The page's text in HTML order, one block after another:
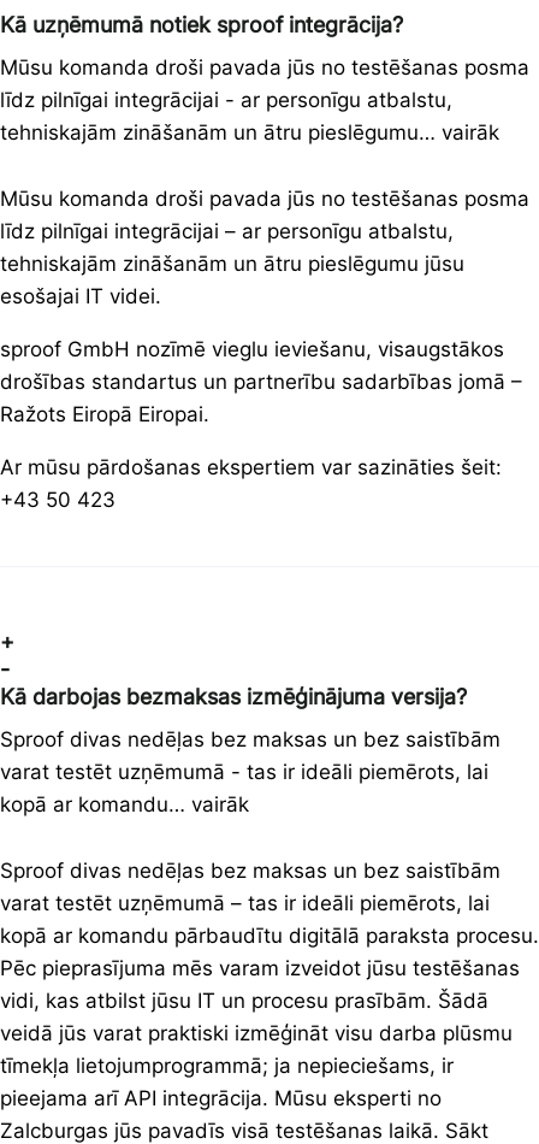
Kā uzņēmumā notiek sproof integrācija?
Mūsu komanda droši pavada jūs no testēšanas posma
līdz pilnīgai integrācijai - ar personīgu atbalstu,
tehniskajām zināšanām un ātru pieslēgumu… vairāk
Mūsu komanda droši pavada jūs no testēšanas posma
līdz pilnīgai integrācijai – ar personīgu atbalstu,
tehniskajām zināšanām un ātru pieslēgumu jūsu
esošajai IT videi.
sproof GmbH nozīmē vieglu ieviešanu, visaugstākos
drošības standartus un partnerību sadarbības jomā –
Ražots Eiropā Eiropai.
Ar mūsu pārdošanas ekspertiem var sazināties šeit:
+43 50 423
+
-
Kā darbojas bezmaksas izmēģinājuma versija?
Sproof divas nedēļas bez maksas un bez saistībām
varat testēt uzņēmumā - tas ir ideāli piemērots, lai
kopā ar komandu… vairāk
Sproof divas nedēļas bez maksas un bez saistībām
varat testēt uzņēmumā – tas ir ideāli piemērots, lai
kopā ar komandu pārbaudītu digitālā paraksta procesu.
Pēc pieprasījuma mēs varam izveidot jūsu testēšanas
vidi, kas atbilst jūsu IT un procesu prasībām. Šādā
veidā jūs varat praktiski izmēģināt visu darba plūsmu
tīmekļa lietojumprogrammā; ja nepieciešams, ir
pieejama arī API integrācija. Mūsu eksperti no
Zalcburgas jūs pavadīs visā testēšanas laikā. Sākt